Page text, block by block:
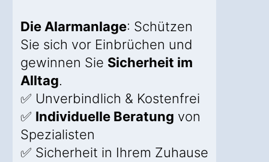
Die Alarmanlage: Schützen
Sie sich vor Einbrüchen und
gewinnen Sie Sicherheit im
Alltag.
✅ Unverbindlich & Kostenfrei
✅ Individuelle Beratung von
Spezialisten
✅ Sicherheit in Ihrem Zuhause